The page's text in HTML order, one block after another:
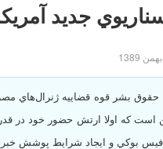
جديد
حقوق بشر قوه قضاييه ژنرال‌هاي
است كه اولا ارتش حضور خود در
فيس بوكي و ايجاد شرايط پوشش